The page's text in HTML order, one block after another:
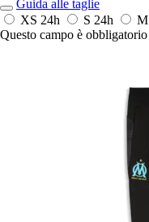
Guida alle taglie
XS 24h S 24h M
Questo campo è obbligatorio